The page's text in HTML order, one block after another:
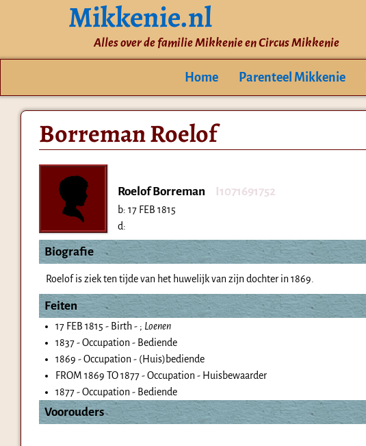
Mikkenie.nl
Alles over de familie Mikkenie en Circus Mikkenie
Home Parenteel Mikkenie
Borreman Roelof
Roelof Borreman I1071691752
b: 17 FEB 1815
d:
Biografie
Roelof is ziek ten tijde van het huwelijk van zijn dochter in 1869.
Feiten
17 FEB 1815 - Birth - ; Loenen
1837 - Occupation - Bediende
1869 - Occupation - (Huis)bediende
FROM 1869 TO 1877 - Occupation - Huisbewaarder
1877 - Occupation - Bediende
Voorouders